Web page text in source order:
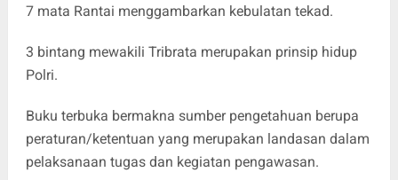
7 mata Rantai menggambarkan kebulatan tekad.
3 bintang mewakili Tribrata merupakan prinsip hidup
Polri.
Buku terbuka bermakna sumber pengetahuan berupa
peraturan/ketentuan yang merupakan landasan dalam
pelaksanaan tugas dan kegiatan pengawasan.